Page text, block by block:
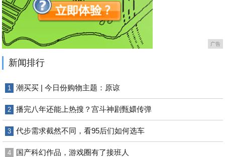
广告
新闻排行
1 潮买买 | 今日份购物主题：原谅
2 播完八年还能上热搜？宫斗神剧甄嬛传弹
3 代步需求截然不同，看95后们如何选车
4 国产科幻作品，游戏圈有了接班人